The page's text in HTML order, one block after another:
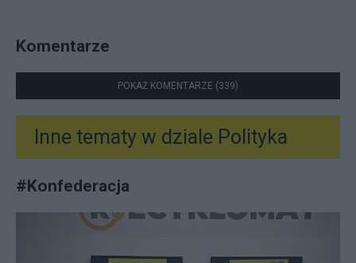
Komentarze
POKAŻ KOMENTARZE (339)
Inne tematy w dziale Polityka
#Konfederacja